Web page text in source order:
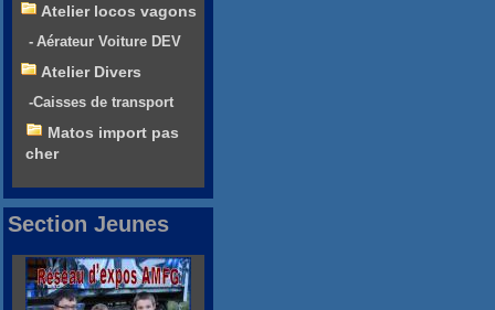
Atelier locos vagons
- Aérateur Voiture DEV
Atelier Divers
-Caisses de transport
Matos import pas
cher
Section Jeunes